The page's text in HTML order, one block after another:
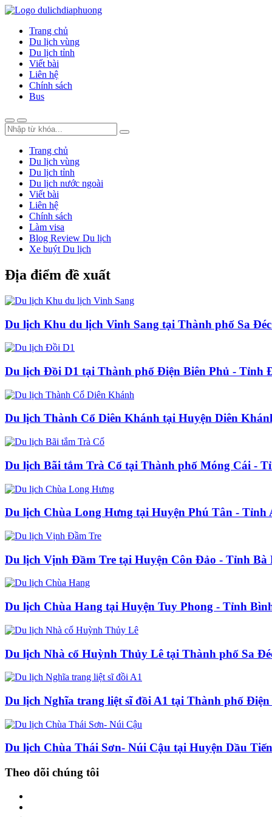
Trang chủ
Du lịch vùng
Du lịch tỉnh
Viết bài
Liên hệ
Chính sách
Bus
Trang chủ
Du lịch vùng
Du lịch tỉnh
Du lịch nước ngoài
Viết bài
Liên hệ
Chính sách
Làm visa
Blog Review Du lịch
Xe buýt Du lịch
Địa điểm đề xuất
Du lịch Khu du lịch Vinh Sang tại Thành phố Sa
Du lịch Đồi D1 tại Thành phố Điện Biên Phủ - Tỉnh
Du lịch Thành Cổ Diên Khánh tại Huyện Diên
Du lịch Bãi tắm Trà Cổ tại Thành phố Móng Cái -
Du lịch Chùa Long Hưng tại Huyện Phú Tân - Tỉnh
Du lịch Vịnh Đầm Tre tại Huyện Côn Đảo - Tỉnh Bà
Du lịch Chùa Hang tại Huyện Tuy Phong - Tỉnh
Du lịch Nhà cổ Huỳnh Thủy Lê tại Thành phố Sa
Du lịch Nghĩa trang liệt sĩ đồi A1 tại Thành phố
Du lịch Chùa Thái Sơn- Núi Cậu tại Huyện Dầu
Theo dõi chúng tôi